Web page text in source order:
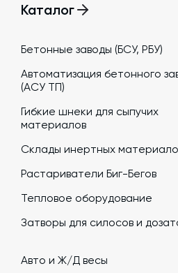
Каталог
Бетонные заводы (БСУ, РБУ)
Автоматизация бетонного
(АСУ ТП)
Гибкие шнеки для сыпучих
материалов
Склады инертных
Растариватели Биг-Бегов
Тепловое оборудование
Затворы для силосов и
Авто и Ж/Д весы